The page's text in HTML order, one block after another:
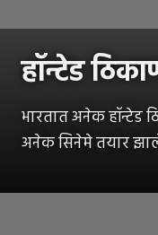
हॉन्टेड
भारतात अनेक हॉन्टेड
अनेक सिनेमे तयार